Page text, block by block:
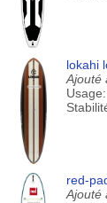
lokahi
Ajouté
red-
Ajouté